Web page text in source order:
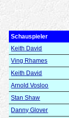
Schauspieler
Keith David
Ving Rhames
Keith David
Arnold Vosloo
Stan Shaw
Danny Glover